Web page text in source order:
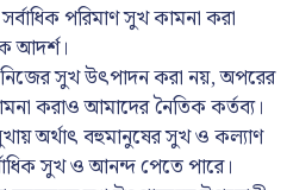
পরিমাণ সুখ কামনা করা
আদর্শ।
সুখ উৎপাদন করা নয়, অপরের
করাও আমাদের নৈতিক কর্তব্য।
অর্থাৎ বহুমানুষের সুখ ও কল্যাণ
সুখ ও আনন্দ পেতে পারে।